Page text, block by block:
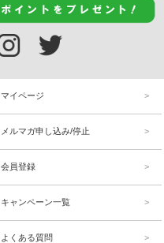
マイページ
メルマガ申し込み/停止
会員登録
キャンペーン一覧
よくある質問